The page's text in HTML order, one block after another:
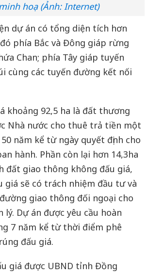
hoạ (Ảnh: Internet)
dự án có tổng diện tích hơn
phía Bắc và Đông giáp rừng
Chan; phía Tây giáp tuyến
cùng các tuyến đường kết nối
khoảng 92,5 ha là đất thương
Nhà nước cho thuê trả tiền một
năm kể từ ngày quyết định cho
hành. Phần còn lại hơn 14,3ha
đất giao thông không đấu giá,
giá sẽ có trách nhiệm đầu tư và
giao thông đối ngoại cho
lý. Dự án được yêu cầu hoàn
7 năm kể từ thời điểm phê
đấu giá.
giá được UBND tỉnh Đồng